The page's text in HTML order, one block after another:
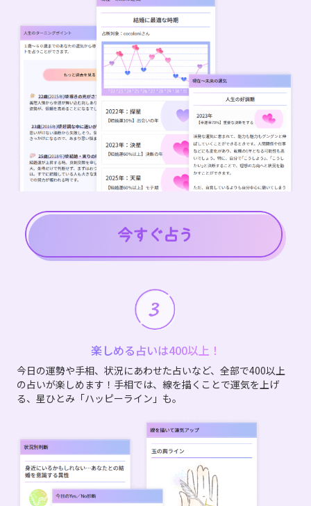
楽しめる占いは400以上！
今日の運勢や手相、状況にあわせた占いなど、全部で400以上
の占いが楽しめます！手相では、線を描くことで運気を上げ
る、星ひとみ「ハッピーライン」も。